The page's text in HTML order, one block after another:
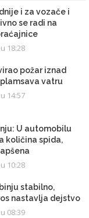
i za vozače i
se radi na
18:28
požar iznad
vatru
14:57
U automobilu
količina spida,
10:28
stabilno,
nastavlja dejstvo
08:39